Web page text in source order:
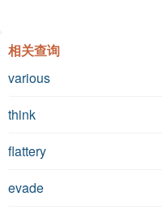
相关查询
various
think
flattery
evade